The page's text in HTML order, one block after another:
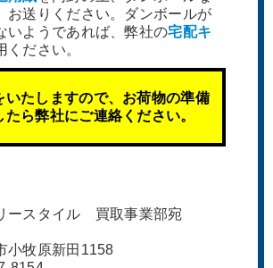
システム
版画
八宝備仁 シャドウ 版画
お送りください。ダンボールが
いようであれば、弊社の宅配キ
ください。
いたしますので、お荷物の準備
ら弊社にご連絡ください。
ースタイル 買取事業部宛
小牧原新田1158